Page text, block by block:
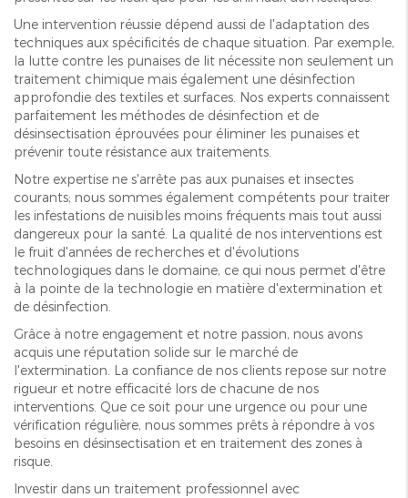
Une intervention réussie dépend aussi de l'adaptation des
techniques aux spécificités de chaque situation. Par exemple,
la lutte contre les punaises de lit nécessite non seulement un
traitement chimique mais également une désinfection
approfondie des textiles et surfaces. Nos experts connaissent
parfaitement les méthodes de désinfection et de
désinsectisation éprouvées pour éliminer les punaises et
prévenir toute résistance aux traitements.
Notre expertise ne s'arrête pas aux punaises et insectes
courants; nous sommes également compétents pour traiter
les infestations de nuisibles moins fréquents mais tout aussi
dangereux pour la santé. La qualité de nos interventions est
le fruit d'années de recherches et d'évolutions
technologiques dans le domaine, ce qui nous permet d'être
à la pointe de la technologie en matière d'extermination et
de désinfection.
Grâce à notre engagement et notre passion, nous avons
acquis une réputation solide sur le marché de
l'extermination. La confiance de nos clients repose sur notre
rigueur et notre efficacité lors de chacune de nos
interventions. Que ce soit pour une urgence ou pour une
vérification régulière, nous sommes prêts à répondre à vos
besoins en désinsectisation et en traitement des zones à
risque.
Investir dans un traitement professionnel avec